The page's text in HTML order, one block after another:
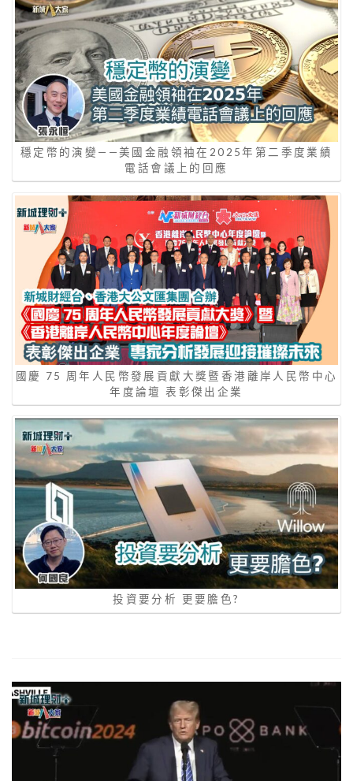
穩定幣的演變——美國金融領袖在2025年第二季度業績
電話會議上的回應
國慶 75 周年人民幣發展貢獻大獎暨香港離岸人民幣中心
年度論壇 表彰傑出企業
投資要分析 更要膽色?